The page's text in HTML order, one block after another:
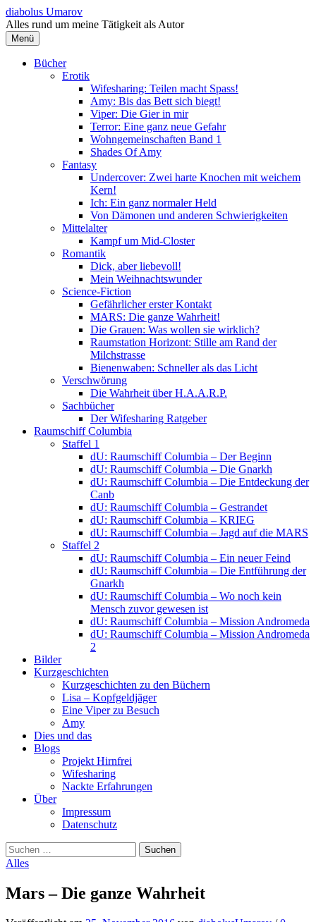
Springe
zum
Inhalt
diabolus Umarov
Alles rund um meine Tätigkeit als Autor
Menü
Bücher
Erotik
Wifesharing: Teilen macht Spass!
Amy: Bis das Bett sich biegt!
Viper: Die Gier in mir
Terror: Eine ganz neue Gefahr
Wohngemeinschaften Band 1
Shades Of Amy
Fantasy
Undercover: Zwei harte Knochen mit weichem
Kern!
Ich: Ein ganz normaler Held
Von Dämonen und anderen Schwierigkeiten
Mittelalter
Kampf um Mid-Closter
Romantik
Dick, aber liebevoll!
Mein Weihnachtswunder
Science-Fiction
Gefährlicher erster Kontakt
MARS: Die ganze Wahrheit!
Die Grauen: Was wollen sie wirklich?
Raumstation Horizont: Stille am Rand der
Milchstrasse
Bienenwaben: Schneller als das Licht
Verschwörung
Die Wahrheit über H.A.A.R.P.
Sachbücher
Der Wifesharing Ratgeber
Raumschiff Columbia
Staffel 1
dU: Raumschiff Columbia – Der Beginn
dU: Raumschiff Columbia – Die Gnarkh
dU: Raumschiff Columbia – Die Entdeckung der
Canb
dU: Raumschiff Columbia – Gestrandet
dU: Raumschiff Columbia – KRIEG
dU: Raumschiff Columbia – Jagd auf die MARS
Staffel 2
dU: Raumschiff Columbia – Ein neuer Feind
dU: Raumschiff Columbia – Die Entführung der
Gnarkh
dU: Raumschiff Columbia – Wo noch kein
Mensch zuvor gewesen ist
dU: Raumschiff Columbia – Mission Andromeda
dU: Raumschiff Columbia – Mission Andromeda
2
Bilder
Kurzgeschichten
Kurzgeschichten zu den Büchern
Lisa – Kopfgeldjäger
Eine Viper zu Besuch
Amy
Dies und das
Blogs
Projekt Hirnfrei
Wifesharing
Nackte Erfahrungen
Über
Impressum
Datenschutz
Suchen
nach:
Alles
Mars – Die ganze Wahrheit